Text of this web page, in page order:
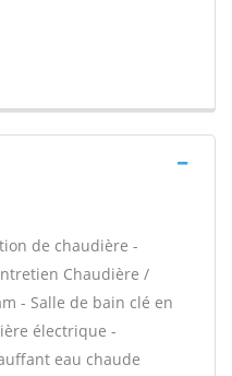
de chaudière -
Chaudière /
- Salle de bain clé en
électrique -
eau chaude